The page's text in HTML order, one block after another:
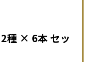
種 × 6本 セッ